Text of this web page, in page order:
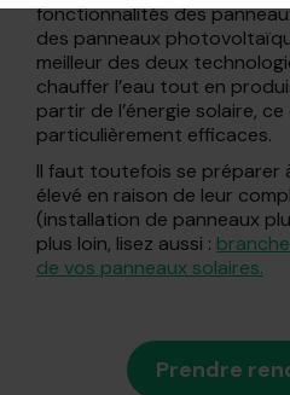
fonctionnalités des
des panneaux
meilleur des deux
chauffer l’eau tout en
partir de l’énergie solaire,
particulièrement efficaces.
Il faut toutefois se préparer
élevé en raison de leur
(installation de panneaux
plus loin, lisez aussi :
de vos panneaux solaires.
Prendre